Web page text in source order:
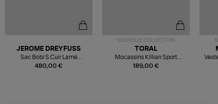
480,00 €
JEROME DREYFUSS
Sac Bobi S Cuir Lamé
Champagne
NOUVELLE COLLECTION
189,00 €
TORAL
Mocassins Killian Sport
Mousse